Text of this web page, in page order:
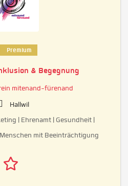
Premium
& Begegnung
mitenand-fürenand
Hallwil
| Ehrenamt | Gesundheit |
mit Beeinträchtigung